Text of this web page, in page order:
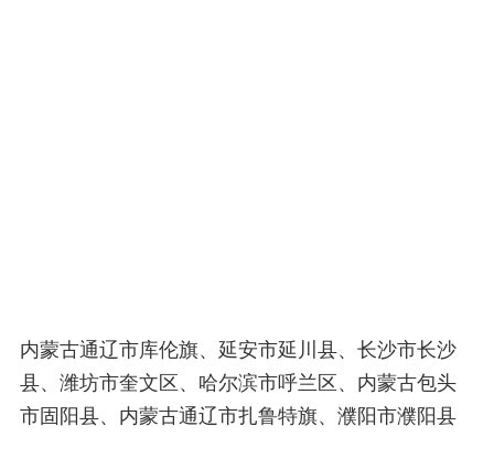
内蒙古通辽市库伦旗、延安市延川县、长沙市长沙
县、潍坊市奎文区、哈尔滨市呼兰区、内蒙古包头
市固阳县、内蒙古通辽市扎鲁特旗、濮阳市濮阳县